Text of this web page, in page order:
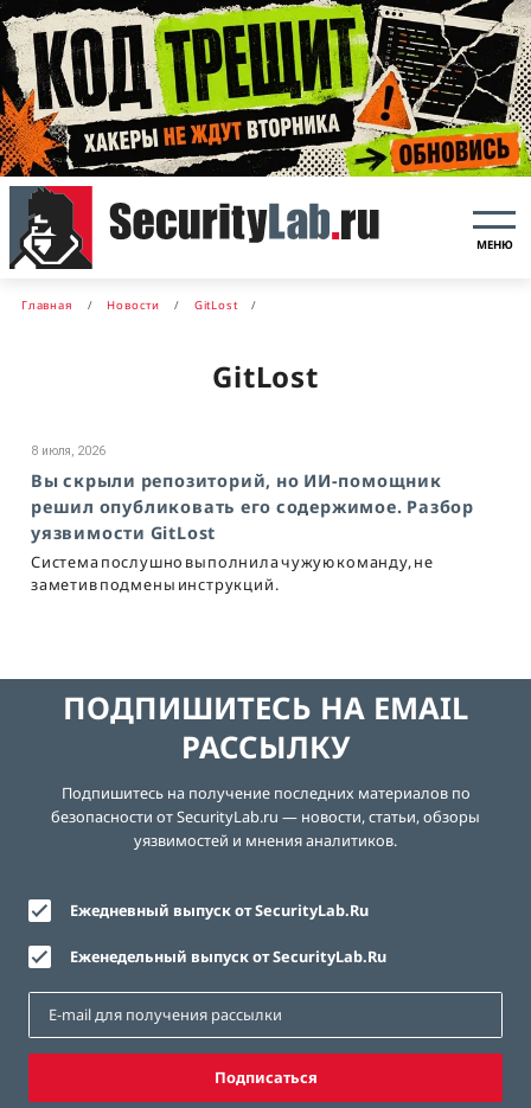
МЕНЮ
Главная Новости GitLost
GitLost
8 июля, 2026
Вы скрыли репозиторий, но ИИ-помощник
решил опубликовать его содержимое. Разбор
уязвимости GitLost
Система послушно выполнила чужую команду, не
заметив подмены инструкций.
ПОДПИШИТЕСЬ НА EMAIL
РАССЫЛКУ
Подпишитесь на получение последних материалов по
безопасности от SecurityLab.ru — новости, статьи, обзоры
уязвимостей и мнения аналитиков.
Ежедневный выпуск от SecurityLab.Ru
Еженедельный выпуск от SecurityLab.Ru
Подписаться